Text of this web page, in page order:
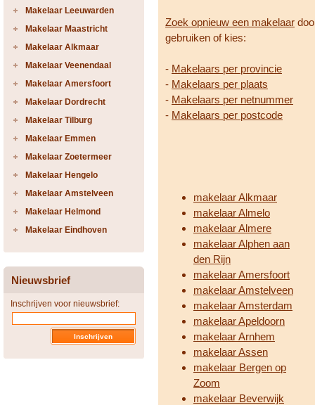
Makelaar Leeuwarden
Makelaar Maastricht
Makelaar Alkmaar
Makelaar Veenendaal
Makelaar Amersfoort
Makelaar Dordrecht
Makelaar Tilburg
Makelaar Emmen
Makelaar Zoetermeer
Makelaar Hengelo
Makelaar Amstelveen
Makelaar Helmond
Makelaar Eindhoven
Nieuwsbrief
Inschrijven voor nieuwsbrief:
Zoek opnieuw een makelaar
gebruiken of kies:
- Makelaars per provincie
- Makelaars per plaats
- Makelaars per netnummer
- Makelaars per postcode
makelaar Alkmaar
makelaar Almelo
makelaar Almere
makelaar Alphen aan
den Rijn
makelaar Amersfoort
makelaar Amstelveen
makelaar Amsterdam
makelaar Apeldoorn
makelaar Arnhem
makelaar Assen
makelaar Bergen op
Zoom
makelaar Beverwijk